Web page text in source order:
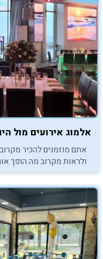
אלמוג אירועים מול
אתם מוזמנים להכיר
ולראות מקרוב מה הופך
בחיפה!